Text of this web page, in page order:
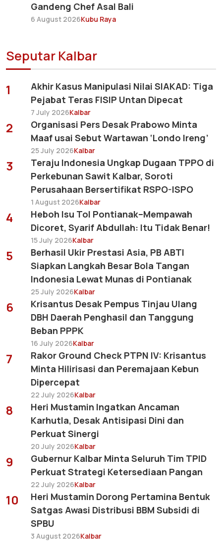
Gandeng Chef Asal Bali
6 August 2026Kubu Raya
Seputar Kalbar
1
Akhir Kasus Manipulasi Nilai SIAKAD: Tiga
Pejabat Teras FISIP Untan Dipecat
7 July 2026Kalbar
2
Organisasi Pers Desak Prabowo Minta
Maaf usai Sebut Wartawan ‘Londo Ireng’
25 July 2026Kalbar
3
Teraju Indonesia Ungkap Dugaan TPPO di
Perkebunan Sawit Kalbar, Soroti
Perusahaan Bersertifikat RSPO-ISPO
1 August 2026Kalbar
4
Heboh Isu Tol Pontianak–Mempawah
Dicoret, Syarif Abdullah: Itu Tidak Benar!
15 July 2026Kalbar
5
Berhasil Ukir Prestasi Asia, PB ABTI
Siapkan Langkah Besar Bola Tangan
Indonesia Lewat Munas di Pontianak
25 July 2026Kalbar
6
Krisantus Desak Pempus Tinjau Ulang
DBH Daerah Penghasil dan Tanggung
Beban PPPK
16 July 2026Kalbar
7
Rakor Ground Check PTPN IV: Krisantus
Minta Hilirisasi dan Peremajaan Kebun
Dipercepat
22 July 2026Kalbar
8
Heri Mustamin Ingatkan Ancaman
Karhutla, Desak Antisipasi Dini dan
Perkuat Sinergi
20 July 2026Kalbar
9
Gubernur Kalbar Minta Seluruh Tim TPID
Perkuat Strategi Ketersediaan Pangan
22 July 2026Kalbar
10
Heri Mustamin Dorong Pertamina Bentuk
Satgas Awasi Distribusi BBM Subsidi di
SPBU
3 August 2026Kalbar